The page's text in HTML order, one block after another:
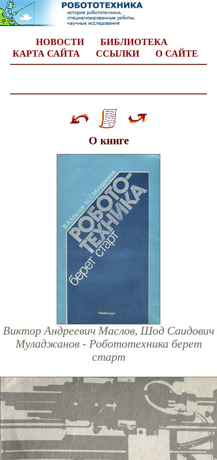
НОВОСТИ
БИБЛИОТЕКА
КАРТА САЙТА
ССЫЛКИ О САЙТЕ
О книге
Виктор Андреевич Маслов, Шод Саидович
Муладжанов - Робототехника берет
старт